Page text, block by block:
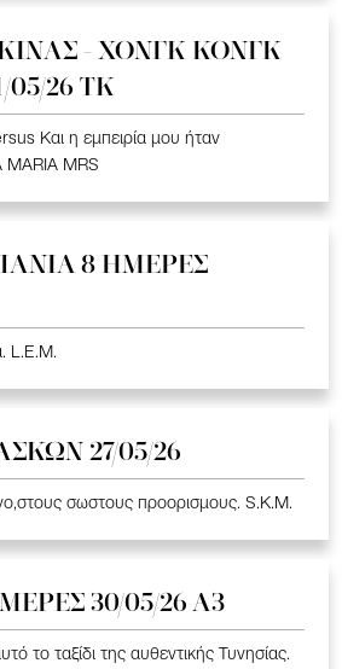
- ΧΟΝΓΚ ΚΟΝΓΚ
26 TK
Και η εμπειρία μου ήταν
MARIA MRS
8 ΗΜΕΡΕΣ
L.E.M.
27/05/26
σωστους προορισμους. S.K.M.
30/05/26 Α3
το ταξίδι της αυθεντικής Τυνησίας.